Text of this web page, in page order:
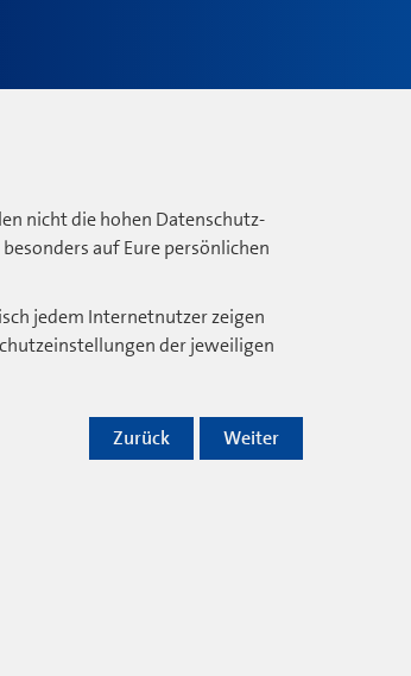
nicht die hohen Datenschutz-
auf Eure persönlichen
jedem Internetnutzer zeigen
der jeweiligen
Weiter
Zurück